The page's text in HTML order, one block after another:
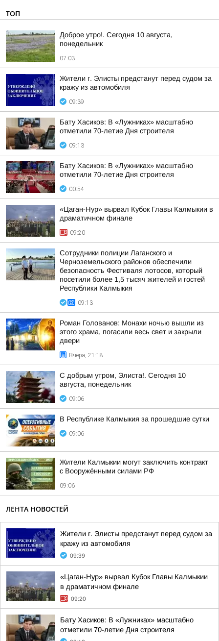
ТОП
Доброе утро!. Сегодня 10 августа,
понедельник
07:03
Жители г. Элисты предстанут перед судом за
кражу из автомобиля
09:39
Бату Хасиков: В «Лужниках» масштабно
отметили 70-летие Дня строителя
09:13
Бату Хасиков: В «Лужниках» масштабно
отметили 70-летие Дня строителя
00:54
«Цаган-Нур» вырвал Кубок Главы Калмыкии в
драматичном финале
09:20
Сотрудники полиции Лаганского и
Черноземельского районов обеспечили
безопасность Фестиваля лотосов, который
посетили более 1,5 тысяч жителей и гостей
Республики Калмыкия
09:13
Роман Голованов: Монахи ночью вышли из
этого храма, погасили весь свет и закрыли
двери
Вчера, 21:18
С добрым утром, Элиста!. Сегодня 10
августа, понедельник
09:06
В Республике Калмыкия за прошедшие сутки
09:06
Жители Калмыкии могут заключить контракт
с Вооружёнными силами РФ
09:06
ЛЕНТА НОВОСТЕЙ
Жители г. Элисты предстанут перед судом за
кражу из автомобиля
09:39
«Цаган-Нур» вырвал Кубок Главы Калмыкии
в драматичном финале
09:20
Бату Хасиков: В «Лужниках» масштабно
отметили 70-летие Дня строителя